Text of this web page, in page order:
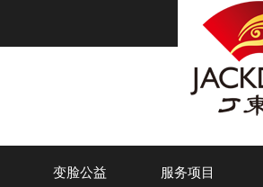
变脸公益 服务项目